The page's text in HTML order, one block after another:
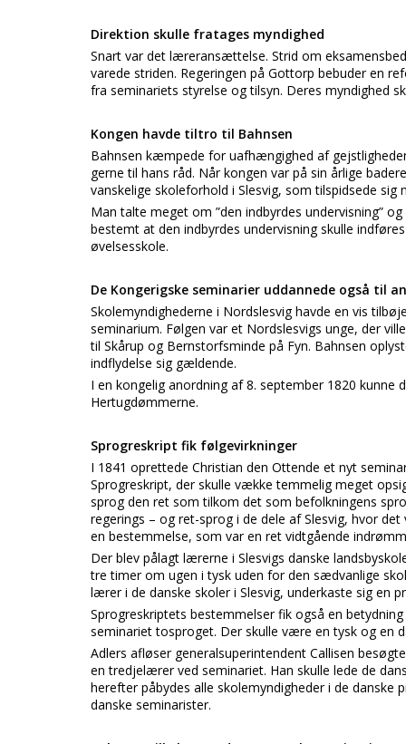
Direktion skulle fratages myndighed
Snart var det læreransættelse. Strid om
varede striden. Regeringen på Gottorp bebuder en
fra seminariets styrelse og tilsyn. Deres myndighed
Kongen havde tiltro til Bahnsen
Bahnsen kæmpede for uafhængighed af
gerne til hans råd. Når kongen var på sin årlige
vanskelige skoleforhold i Slesvig, som tilspidsede sig
Man talte meget om ”den indbyrdes undervisning”
bestemt at den indbyrdes undervisning skulle
øvelsesskole.
De Kongerigske seminarier uddannede også til
Skolemyndighederne i Nordslesvig havde en vis
seminarium. Følgen var et Nordslesvigs unge, der
til Skårup og Bernstorfsminde på Fyn. Bahnsen
indflydelse sig gældende.
I en kongelig anordning af 8. september 1820
Hertugdømmerne.
Sprogreskript fik følgevirkninger
I 1841 oprettede Christian den Ottende et nyt
Sprogreskript, der skulle vække temmelig meget
sprog den ret som tilkom det som befolkningens
regerings – og ret-sprog i de dele af Slesvig, hvor
en bestemmelse, som var en ret vidtgående
Der blev pålagt lærerne i Slesvigs danske
tre timer om ugen i tysk uden for den sædvanlige
lærer i de danske skoler i Slesvig, underkaste sig en
Sprogreskriptets bestemmelser fik også en
seminariet tosproget. Der skulle være en tysk og en
Adlers afløser generalsuperintendent Callisen
en tredjelærer ved seminariet. Han skulle lede de
herefter påbydes alle skolemyndigheder i de
danske seminarister.